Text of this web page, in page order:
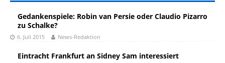
Gedankenspiele: Robin van Persie oder Claudio Pizarro
zu Schalke?
6. Juli 2015 News-Redaktion
Eintracht Frankfurt an Sidney Sam interessiert